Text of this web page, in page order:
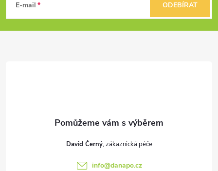
p
E-mail ODEBÍRAT
David Černý
info@danapo.cz